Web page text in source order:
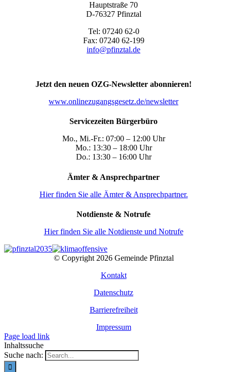
Hauptstraße 70
D-76327 Pfinztal
Tel: 07240 62-0
Fax: 07240 62-199
info@pfinztal.de
Jetzt den neuen OZG-Newsletter abonnieren!
www.onlinezugangsgesetz.de/newsletter
Servicezeiten Bürgerbüro
Mo., Mi.-Fr.: 07:00 – 12:00 Uhr
Mo.: 13:30 – 18:00 Uhr
Do.: 13:30 – 16:00 Uhr
Ämter & Ansprechpartner
Hier finden Sie alle Ämter & Ansprechpartner.
Notdienste & Notrufe
Hier finden Sie alle Notdienste und Notrufe
© Copyright 2026 Gemeinde Pfinztal
Kontakt
Datenschutz
Barrierefreiheit
Impressum
Page load link
Inhaltssuche
Suche nach: